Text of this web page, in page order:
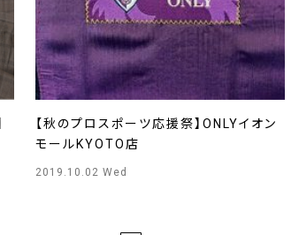
【秋のプロスポーツ応援祭】ONLYイオン
モールKYOTO店
2019.10.02 Wed